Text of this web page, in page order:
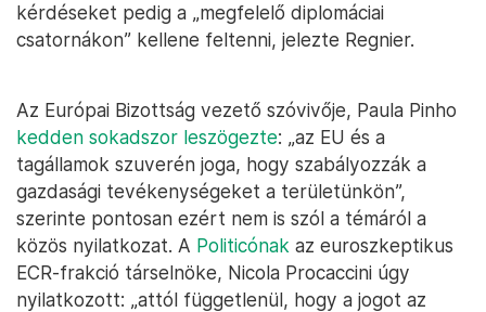
kérdéseket pedig a „megfelelő diplomáciai
csatornákon” kellene feltenni, jelezte Regnier.
Az Európai Bizottság vezető szóvivője, Paula Pinho
kedden sokadszor leszögezte: „az EU és a
tagállamok szuverén joga, hogy szabályozzák a
gazdasági tevékenységeket a területünkön”,
szerinte pontosan ezért nem is szól a témáról a
közös nyilatkozat. A Politicónak az euroszkeptikus
ECR-frakció társelnöke, Nicola Procaccini úgy
nyilatkozott: „attól függetlenül, hogy a jogot az